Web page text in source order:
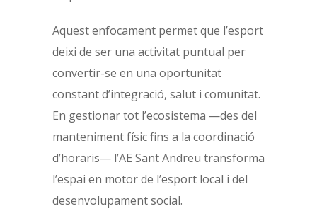
Aquest enfocament permet que l’esport
deixi de ser una activitat puntual per
convertir-se en una oportunitat
constant d’integració, salut i comunitat.
En gestionar tot l’ecosistema —des del
manteniment físic fins a la coordinació
d’horaris— l’AE Sant Andreu transforma
l’espai en motor de l’esport local i del
desenvolupament social.